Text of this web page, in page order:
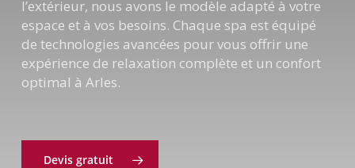
l’extérieur, nous avons le modèle adapté à votre
espace et à vos besoins. Chaque spa est équipé
de technologies avancées pour vous offrir une
expérience de relaxation complète et un confort
optimal à Arles.
Devis gratuit